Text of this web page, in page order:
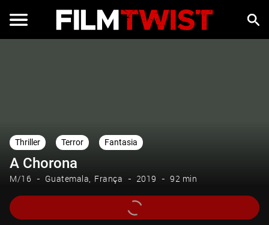
Thriller Terror Fantasia
A Chorona
M/16 Guatemala França 2019 92 min